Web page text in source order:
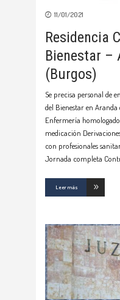
11/01/2021
Residencia
Bienestar –
(Burgos)
Se precisa personal de
del Bienestar en
Enfermería
medicación
con profesionales
Jornada completa
Leer más